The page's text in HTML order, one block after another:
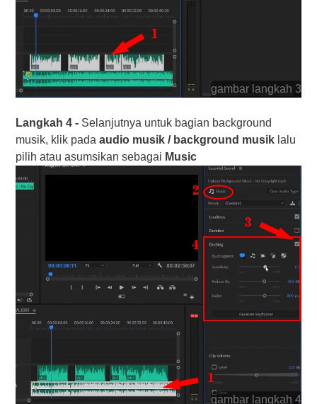
gambar langkah 3
Langkah 4 - Selanjutnya untuk bagian background
musik, klik pada audio musik / background musik lalu
pilih atau asumsikan sebagai Music
gambar langkah 4